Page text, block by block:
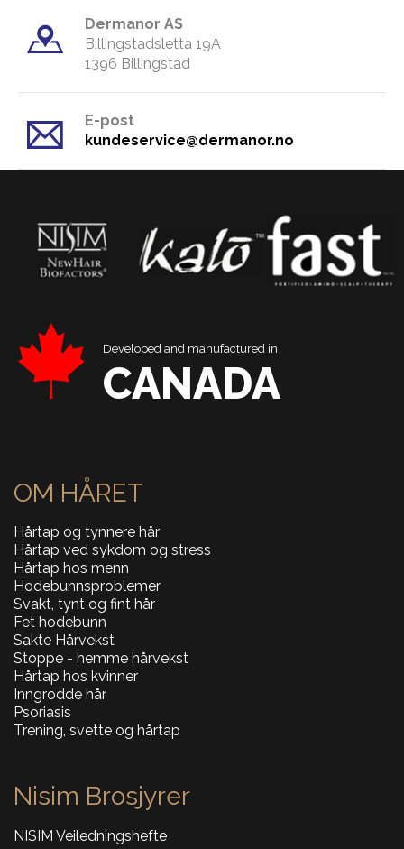
Dermanor AS
Billingstadsletta 19A
​1396 Billingstad
E-post
kundeservice@dermanor.no
Developed and manufactured in
CANADA
OM HÅRET
Hårtap og tynnere hår
Hårtap ved sykdom og stress
Hårtap hos menn
Hodebunnsproblemer
Svakt, tynt og fint hår
Fet hodebunn
Sakte Hårvekst
Stoppe - hemme hårvekst
Hårtap hos kvinner
Inngrodde hår
Psoriasis
Trening, svette og hårtap
Nisim Brosjyrer
NISIM Veiledningshefte